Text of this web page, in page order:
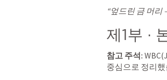
“엎드린 금 머
제1부 ·
참고 주석:
중심으로 정리